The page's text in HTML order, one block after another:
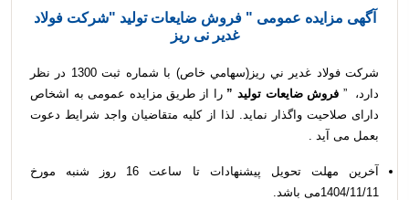
آگهی مزایده عمومی " فروش ضایعات تولید "شرکت فولاد
غدیر نی ریز
شركت فولاد غدير ني ­ريز(سهامي خاص) با شماره ثبت 1300 در نظر
دارد، ” فروش ضایعات تولید ”را از طریق مزایده عمومی به اشخاص
دارای صلاحیت واگذار نماید. لذا از كليه متقاضیان واجد شرایط دعوت
بعمل می ­آید .
آخرین مهلت تحويل پيشنهادات تا ساعت 16 روز شنبه مورخ
1404/11/11می باشد.